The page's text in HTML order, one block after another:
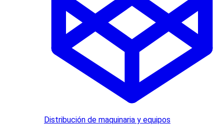
Distribución de maquinaria y equipos